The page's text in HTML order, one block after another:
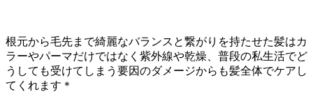
根元から毛先まで綺麗なバランスと繋がりを持たせた髪はカ
ラーやパーマだけではなく紫外線や乾燥、普段の私生活でど
うしても受けてしまう要因のダメージからも髪全体でケアし
てくれます＊